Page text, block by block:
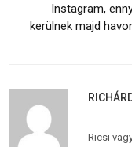
Instagram,
kerülnek majd
Ricsi